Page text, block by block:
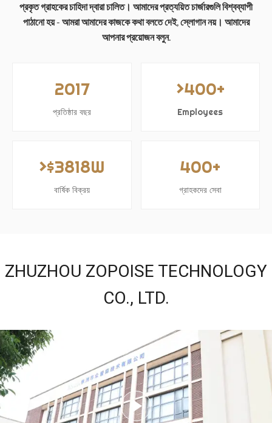
প্রকৃত গ্রাহকের চাহিদা দ্বারা চালিত। আমাদের প্রত্যয়িত চার্জারগুলি বিশ্বব্যাপী
পাঠানো হয় - আমরা আমাদের কাজকে কথা বলতে দেই, স্লোগান নয়। আমাদের
আপনার প্রয়োজন বলুন.
2017
প্রতিষ্ঠার বছর
>400+
Employees
>$3818W
বার্ষিক বিক্রয়
400+
গ্রাহকদের সেবা
ZHUZHOU ZOPOISE TECHNOLOGY
CO., LTD.